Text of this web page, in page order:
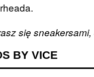
się
BY VICE